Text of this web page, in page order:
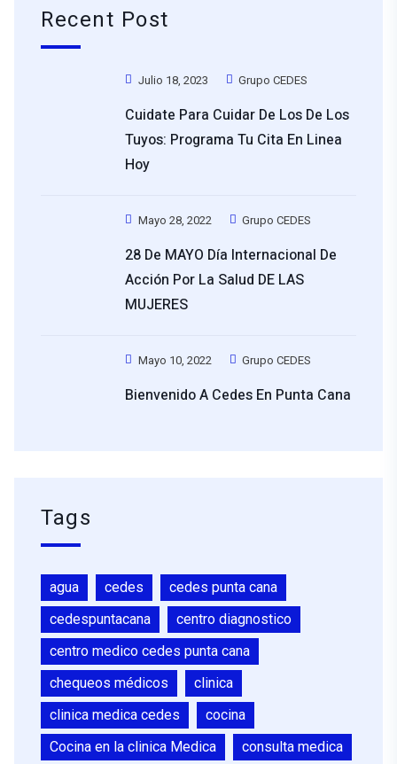
Recent Post
Julio 18, 2023 Grupo CEDES
Cuidate Para Cuidar De Los De Los
Tuyos: Programa Tu Cita En Linea
Hoy
Mayo 28, 2022 Grupo CEDES
28 De MAYO Día Internacional De
Acción Por La Salud DE LAS
MUJERES
Mayo 10, 2022 Grupo CEDES
Bienvenido A Cedes En Punta Cana
Tags
agua cedes
cedes punta cana
cedespuntacana
centro diagnostico
centro medico cedes punta cana
chequeos médicos
clinica
clinica medica cedes
cocina
Cocina en la clinica Medica
consulta medica